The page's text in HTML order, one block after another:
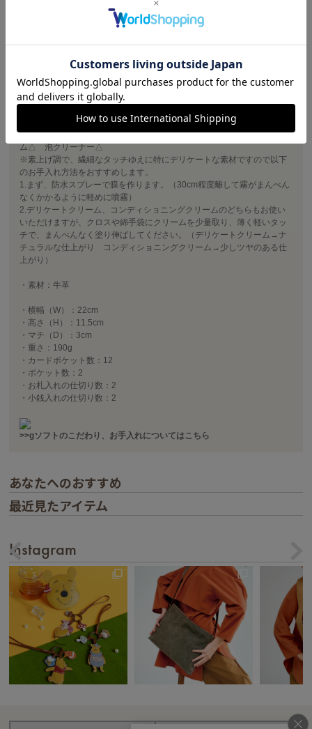
商品詳細
gentenの「g」から名づけた「gソフト」がアップデート。
牛革をうすくすいて仕上げた、軽さと柔らかさが特徴。手に持った時の
馴染みと肌触りの良さも印象的。もちろん経年による革のエイジング変
化も楽しめます。使う人に合わせて変化し、ライフスタイルを色濃く反
映します。
〈取り扱い上の注意・お手入れ方法〉
牛革：アメダス△ デリケートクリーム△ コンディショニングクリー
ム△ 泡クリーナー△
※素上げ調で、繊細なタッチゆえに特にデリケートな素材ですので以下
のお手入れ方法をおすすめします。
1.まず、防水スプレーで膜を作ります。（30cm程度離して霧がまんべん
なくかかるように軽めに噴霧）
2.デリケートクリーム、コンディショニングクリームのどちらもお使い
いただけますが、クロスや綿手袋にクリームを少量取り、薄く軽いタッ
チで、まんべんなく塗り伸ばしてください。（デリケートクリーム→ナ
チュラルな仕上がり コンディショニングクリーム→少しツヤのある仕
上がり）
・素材：牛革
・横幅（W）：22cm
・高さ（H）：11.5cm
・マチ（D）：3cm
・重さ：190g
・カードポケット数：12
・ポケット数：2
・お札入れの仕切り数：2
・小銭入れの仕切り数：2
>>gソフトのこだわり、お手入れについてはこちら
あなたへのおすすめ
最近見たアイテム
Instagram